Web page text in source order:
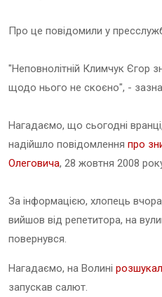
Про це повідомили у
"Неповнолітній Климчук Єгор
щодо нього не скоєно", -
Нагадаємо, що сьогодні
надійшло повідомлення про
Олеговича, 28 жовтня 2008
За інформацією, хлопець
вийшов від репетитора, на
повернувся.
Нагадаємо, на Волині
запускав салют.